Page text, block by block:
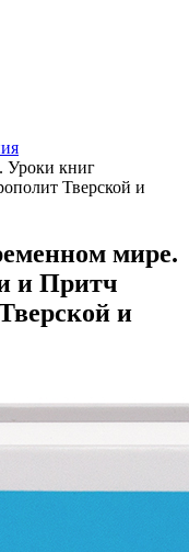
Уроки книг
Тверской и
мире.
и Притч
и